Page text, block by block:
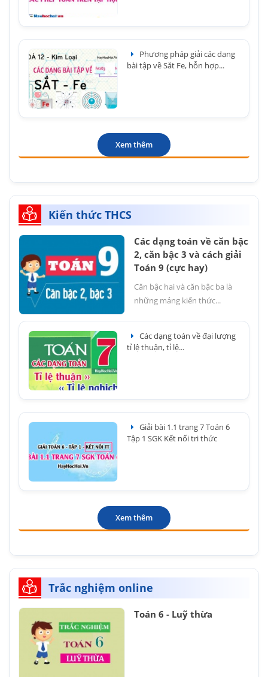
Phương pháp giải các dạng
bài tập về Sắt Fe, hỗn hợp...
Xem thêm
Kiến thức THCS
Các dạng toán về căn bậc
2, căn bậc 3 và cách giải
Toán 9 (cực hay)
Căn bậc hai và căn bậc ba là
những mảng kiến thức...
Các dạng toán về đại lượng
tỉ lệ thuận, tỉ lệ...
Giải bài 1.1 trang 7 Toán 6
Tập 1 SGK Kết nối tri thức
Xem thêm
Trắc nghiệm online
Toán 6 - Luỹ thừa